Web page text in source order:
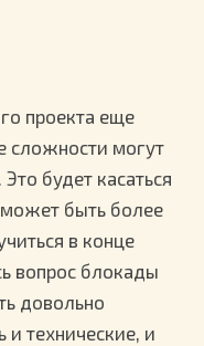
проекта еще
сложности могут
будет касаться
быть более
в конце
вопрос блокады
довольно
технические, и